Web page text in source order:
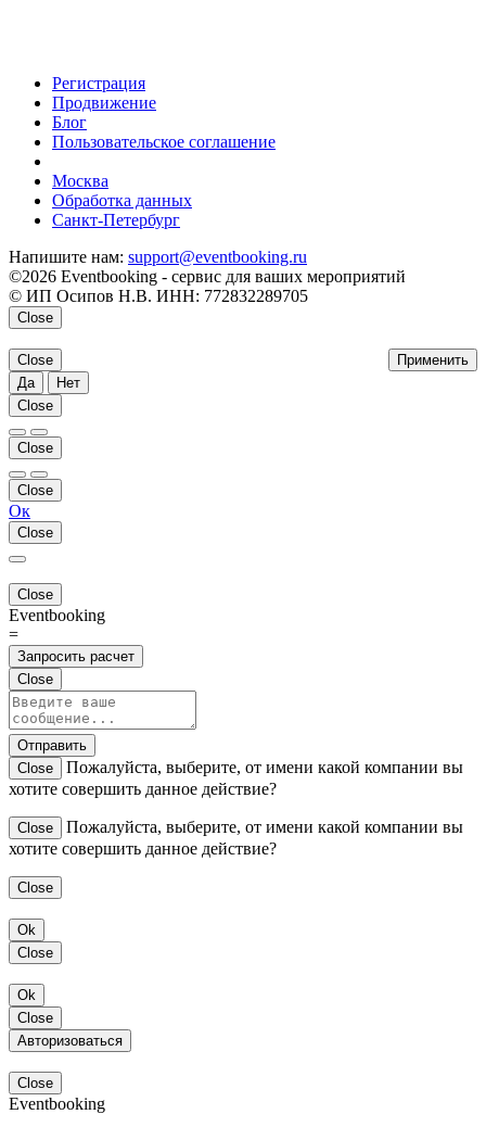
Регистрация
Продвижение
Блог
Пользовательское соглашение
Москва
Обработка данных
Санкт-Петербург
Напишите нам: support@eventbooking.ru
©2026 Eventbooking - сервис для ваших мероприятий
© ИП Осипов Н.В. ИНН: 772832289705
Close
Применить
Close
Да
Нет
Close
Close
Close
Ок
Close
Close
Eventbooking
=
Запросить расчет
Close
Отправить
Close
Пожалуйста, выберите, от имени какой компании вы
хотите совершить данное действие?
Close
Пожалуйста, выберите, от имени какой компании вы
хотите совершить данное действие?
Close
Ok
Close
Ok
Close
Авторизоваться
Close
Eventbooking